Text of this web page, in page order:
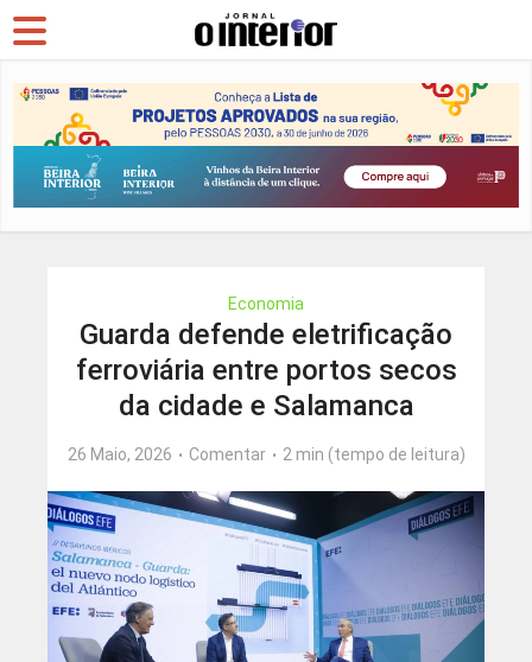
Economia
Guarda defende eletrificação
ferroviária entre portos secos
da cidade e Salamanca
26 Maio, 2026 Comentar 2 min (tempo de leitura)